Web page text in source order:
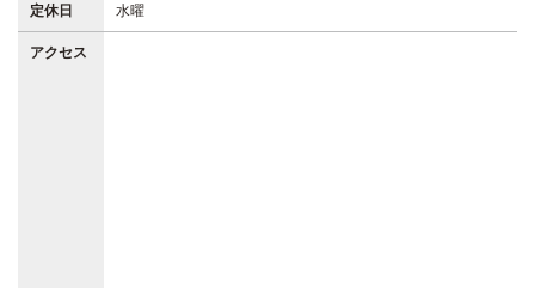
定休日 水曜
アクセス